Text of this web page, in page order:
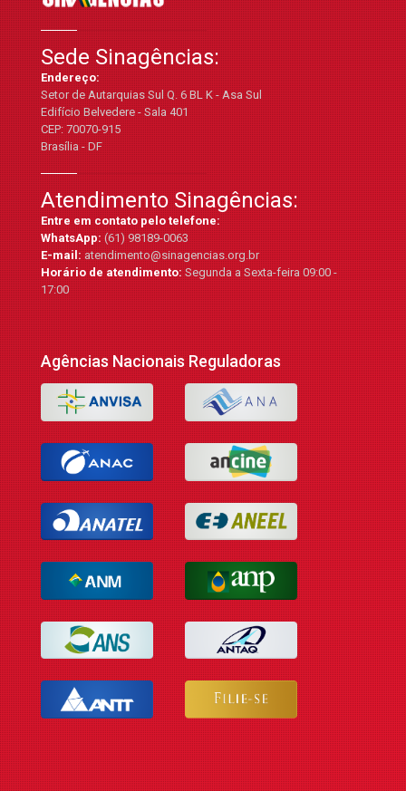
Sede Sinagências:
Endereço:
Setor de Autarquias Sul Q. 6 BL K - Asa Sul
Edifício Belvedere - Sala 401
CEP: 70070-915
Brasília - DF
Atendimento Sinagências:
Entre em contato pelo telefone:
WhatsApp:(61) 98189-0063
E-mail:atendimento@sinagencias.org.br
Horário de atendimento:Segunda a Sexta-feira 09:00 -
17:00
Agências Nacionais Reguladoras